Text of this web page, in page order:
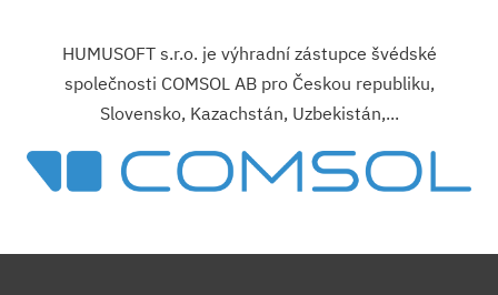
HUMUSOFT s.r.o. je výhradní zástupce švédské
společnosti COMSOL AB pro Českou republiku,
Slovensko, Kazachstán, Uzbekistán,...